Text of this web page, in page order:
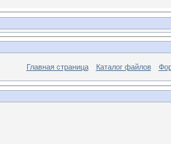
Главная страница Каталог файлов